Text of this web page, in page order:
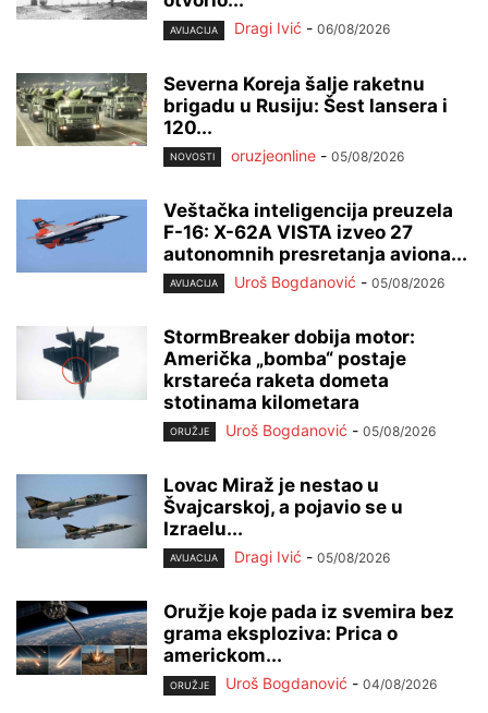
AVIJACIJA Dragi Ivić - 06/08/2026
Severna Koreja šalje raketnu
brigadu u Rusiju: Šest lansera i
120...
NOVOSTI oruzjeonline - 05/08/2026
Veštačka inteligencija preuzela
F-16: X-62A VISTA izveo 27
autonomnih presretanja aviona...
AVIJACIJA Uroš Bogdanović - 05/08/2026
StormBreaker dobija motor:
Američka „bomba“ postaje
krstareća raketa dometa
stotinama kilometara
ORUŽJE Uroš Bogdanović - 05/08/2026
Lovac Miraž je nestao u
Švajcarskoj, a pojavio se u
Izraelu...
AVIJACIJA Dragi Ivić - 05/08/2026
Oružje koje pada iz svemira bez
grama eksploziva: Prica o
americkom...
ORUŽJE Uroš Bogdanović - 04/08/2026